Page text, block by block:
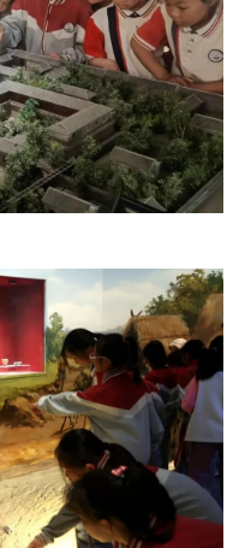
学习在线
职称评审
作品著作权
登记服务
文艺创作
服务管理
新闻发布工作备
案管理系统
台
政工继续教育学
习平台